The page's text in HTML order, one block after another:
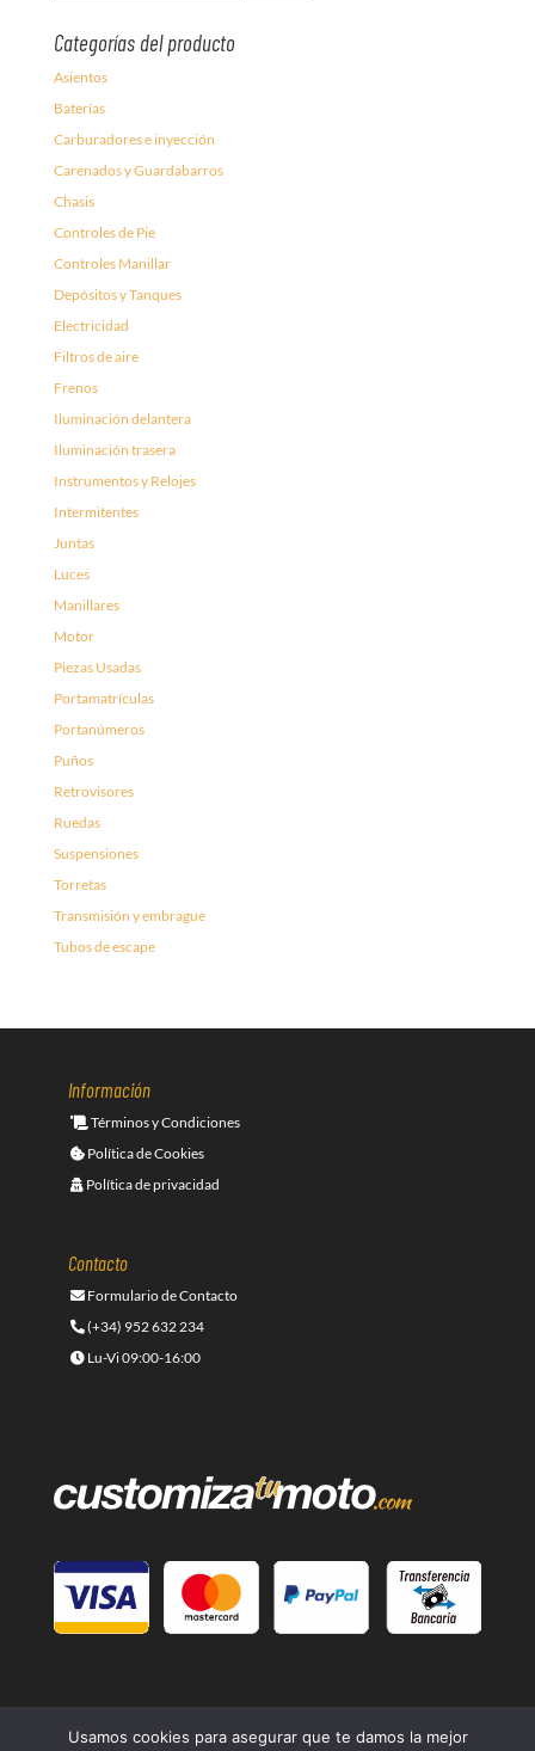
Categorías del producto
Asientos
Baterías
Carburadores e inyección
Carenados y Guardabarros
Chasis
Controles de Pie
Controles Manillar
Depósitos y Tanques
Electricidad
Filtros de aire
Frenos
Iluminación delantera
Iluminación trasera
Instrumentos y Relojes
Intermitentes
Juntas
Luces
Manillares
Motor
Piezas Usadas
Portamatrículas
Portanúmeros
Puños
Retrovisores
Ruedas
Suspensiones
Torretas
Transmisión y embrague
Tubos de escape
Información
Términos y Condiciones
Política de Cookies
Política de privacidad
Contacto
Formulario de Contacto
(+34) 952 632 234
Lu-Vi 09:00-16:00
Usamos cookies para asegurar que te damos la mejor